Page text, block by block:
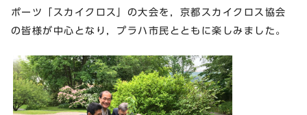
ポーツ「スカイクロス」の大会を，京都スカイクロス協会
の皆様が中心となり，プラハ市民とともに楽しみました。